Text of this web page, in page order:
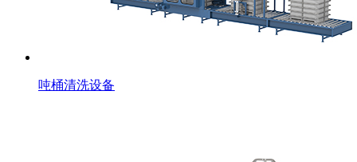
吨桶清洗设备